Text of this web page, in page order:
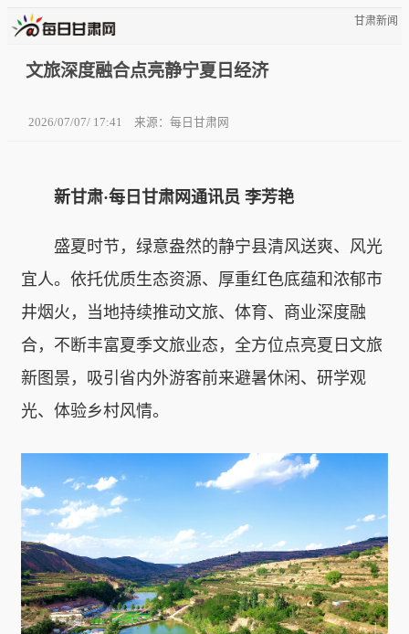
甘肃新闻
文旅深度融合点亮静宁夏日经济
2026/07/07/ 17:41 来源：每日甘肃网
新甘肃·每日甘肃网通讯员 李芳艳
盛夏时节，绿意盎然的静宁县清风送爽、风光
宜人。依托优质生态资源、厚重红色底蕴和浓郁市
井烟火，当地持续推动文旅、体育、商业深度融
合，不断丰富夏季文旅业态，全方位点亮夏日文旅
新图景，吸引省内外游客前来避暑休闲、研学观
光、体验乡村风情。